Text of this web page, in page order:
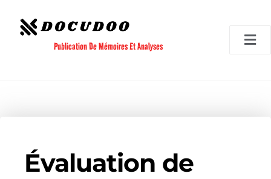
contenu
Publication De Mémoires Et Analyses
Évaluation de